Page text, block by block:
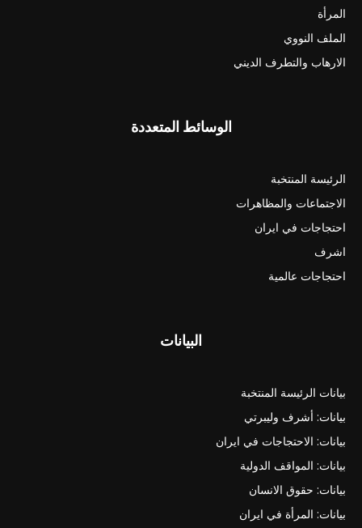
المرأة
الملف النووي
الارهاب والتطرف الديني
الوسائط المتعددة
الرئيسة المنتخبة
الاجتماعات والمظاهرات
احتجاجات في ايران
اشرف
احتجاجات عالمية
البيانات
بيانات الرئيسة المنتخبة
بيانات: أشرف وليبرتي
بيانات: الاحتجاجات في ايران
بيانات: المواقف الدولية
بيانات: حقوق الانسان
بيانات: المرأة في ايران